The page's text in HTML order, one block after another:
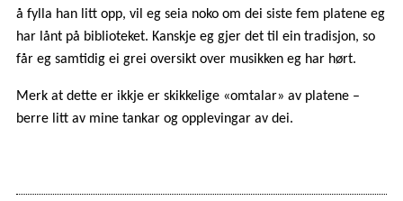
å fylla han litt opp, vil eg seia noko om dei siste fem platene eg
har lånt på biblioteket. Kanskje eg gjer det til ein tradisjon, so
får eg samtidig ei grei oversikt over musikken eg har hørt.
Merk at dette er ikkje er skikkelige «omtalar» av platene –
berre litt av mine tankar og opplevingar av dei.